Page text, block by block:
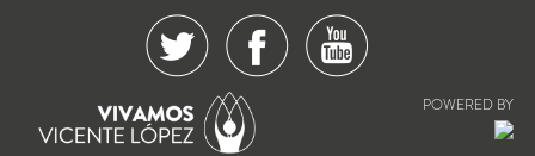
POWERED BY